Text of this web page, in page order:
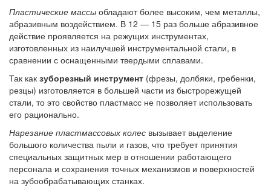
Пластические массы обладают более высоким, чем металлы,
абразивным воздействием. В 12 — 15 раз больше абразивное
действие проявляется на режущих инструментах,
изготовленных из наилучшей инструментальной стали, в
сравнении с оснащенными твердыми сплавами.
Так как зуборезный инструмент (фрезы, долбяки, гребенки,
резцы) изготовляется в большей части из быстрорежущей
стали, то это свойство пластмасс не позволяет использовать
его рационально.
Нарезание пластмассовых колес вызывает выделение
большого количества пыли и газов, что требует принятия
специальных защитных мер в отношении работающего
персонала и сохранения точных механизмов и поверхностей
на зубообрабатывающих станках.